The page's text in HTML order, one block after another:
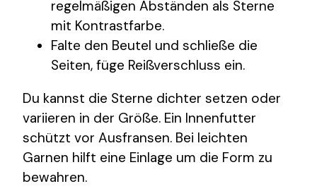
regelmäßigen Abständen als Sterne
mit Kontrastfarbe.
Falte den Beutel und schließe die
Seiten, füge Reißverschluss ein.
Du kannst die Sterne dichter setzen oder
variieren in der Größe. Ein Innenfutter
schützt vor Ausfransen. Bei leichten
Garnen hilft eine Einlage um die Form zu
bewahren.